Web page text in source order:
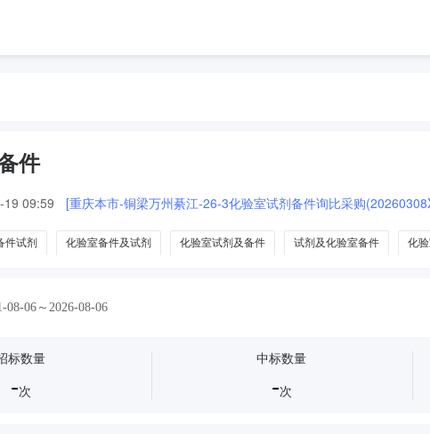
件
09:59 [重庆本市-铜梁万州綦江-26-3化验室试剂备件询比采购
件试剂 化验室备件及试剂 化验室试剂及备件 试剂及化验室备件 化
08-06～2026-08-06
标数量
-次
中标数量
-次